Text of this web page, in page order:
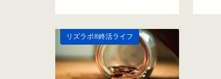
リズラボ®️終活ライフ